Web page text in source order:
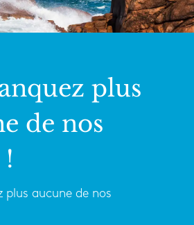
plus
de nos
plus aucune de nos